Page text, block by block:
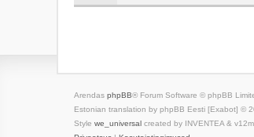
Arendas phpBB® Forum Software © phpBB
Estonian translation by phpBB Eesti [Exabot] ©
Style we_universal created by INVENTEA &